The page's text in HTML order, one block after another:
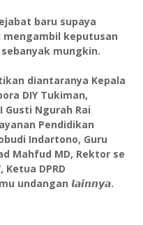
baru supaya
mengambil keputusan
mungkin.
diantaranya Kepala
DIY Tukiman,
Gusti Ngurah Rai
Pendidikan
Indartono, Guru
Mahfud MD, Rektor se
Ketua DPRD
undangan 𝙡𝙖𝙞𝙣𝙣𝙮𝙖.